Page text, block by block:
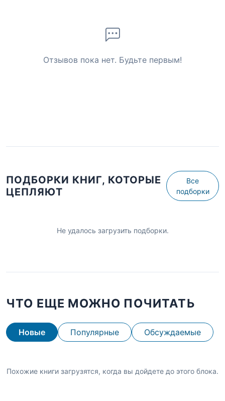
Отзывов пока нет. Будьте первым!
ПОДБОРКИ КНИГ, КОТОРЫЕ
ЦЕПЛЯЮТ
Все
подборки
Не удалось загрузить подборки.
ЧТО ЕЩЕ МОЖНО ПОЧИТАТЬ
Новые Популярные Обсуждаемые
Похожие книги загрузятся, когда вы дойдете до этого блока.